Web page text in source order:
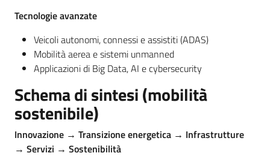
Tecnologie avanzate
Veicoli autonomi, connessi e assistiti (ADAS)
Mobilità aerea e sistemi unmanned
Applicazioni di Big Data, AI e cybersecurity
Schema di sintesi (mobilità
sostenibile)
Innovazione → Transizione energetica → Infrastrutture
→ Servizi → Sostenibilità